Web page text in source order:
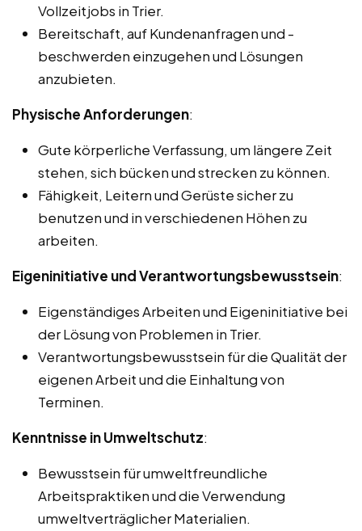
Vollzeitjobs in Trier.
Bereitschaft, auf Kundenanfragen und -
beschwerden einzugehen und Lösungen
anzubieten.
Physische Anforderungen:
Gute körperliche Verfassung, um längere Zeit
stehen, sich bücken und strecken zu können.
Fähigkeit, Leitern und Gerüste sicher zu
benutzen und in verschiedenen Höhen zu
arbeiten.
Eigeninitiative und Verantwortungsbewusstsein:
Eigenständiges Arbeiten und Eigeninitiative bei
der Lösung von Problemen in Trier.
Verantwortungsbewusstsein für die Qualität der
eigenen Arbeit und die Einhaltung von
Terminen.
Kenntnisse in Umweltschutz:
Bewusstsein für umweltfreundliche
Arbeitspraktiken und die Verwendung
umweltverträglicher Materialien.